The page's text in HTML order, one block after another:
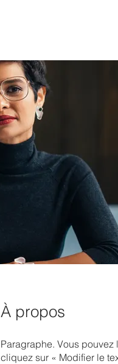
À propos
Paragraphe. Vous
cliquez sur « Modifier le